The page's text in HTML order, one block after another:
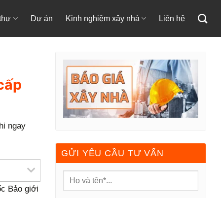
Dự án Kinh nghiệm xây nhà Liên hệ
ngay
Bảo giới
GỬI YÊU CẦU TƯ VẤN